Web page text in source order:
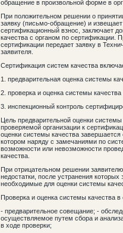
обращение в произвольной форме в
При положительном решении о
заявку (письмо-обращение) и
сертификационный взнос, заключает
качества с органом по сертификации.
сертификации передает заявку в
заявителя.
Сертификация систем качества
1. предварительная оценка системы
2. проверка и оценка системы качества
3. инспекционный контроль
Цель предварительной оценки
проверяемой организации к
оценки системы качества
котором наряду с замечаниями по
возможности или невозможности
качества.
При отрицательном решении
недостатки, после устранения
необходимые для оценки системы
Проверка и оценка системы качества
- предварительное совещание; -
осуществляемое путем сбора и
в ходе проверки;